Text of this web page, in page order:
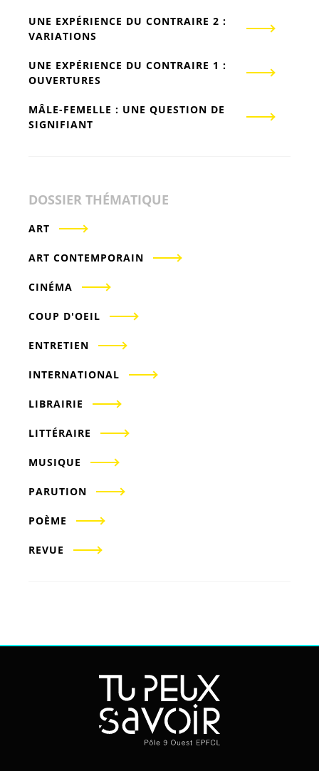
UNE EXPÉRIENCE DU CONTRAIRE 2 :
VARIATIONS
UNE EXPÉRIENCE DU CONTRAIRE 1 :
OUVERTURES
MÂLE-FEMELLE : UNE QUESTION DE
SIGNIFIANT
DOSSIER THÉMATIQUE
ART
ART CONTEMPORAIN
CINÉMA
COUP D'OEIL
ENTRETIEN
INTERNATIONAL
LIBRAIRIE
LITTÉRAIRE
MUSIQUE
PARUTION
POÈME
REVUE